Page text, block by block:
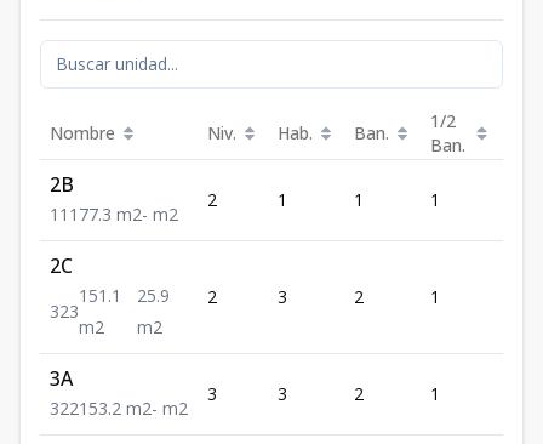
Nombre Niv. Hab. Ban.
1/2
Ban.
2B
1 1 1 77.3 m2- m2
2 1 1 1
2C
323
151.1
m2
25.9
m2
2 3 2 1
3A
322153.2 m2- m2
3 3 2 1